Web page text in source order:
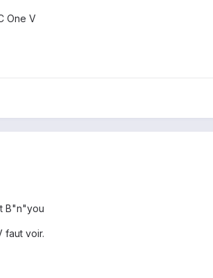
One V
B"n"you
faut voir.